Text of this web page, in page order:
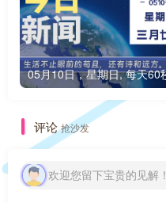
评论抢沙发
欢迎您留下宝贵的见解！